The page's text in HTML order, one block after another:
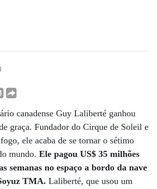
canadense Guy Laliberté ganhou
graça. Fundador do Cirque de Soleil e
ele acaba de se tornar o sétimo
mundo. Ele pagou US$ 35 milhões
semanas no espaço a bordo da nave
TMA. Laliberté, que usou um